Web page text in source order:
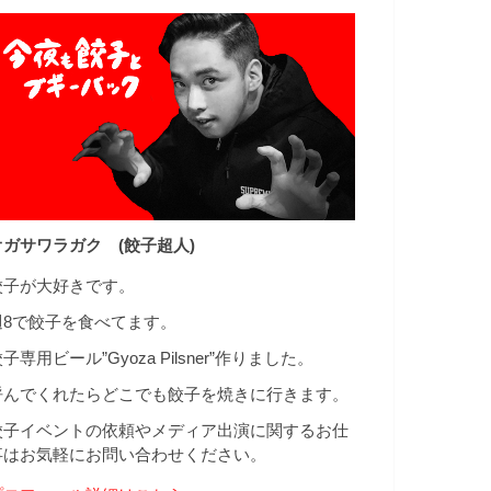
ガサワラガク (餃子超人)
が大好きです。
で餃子を食べてます。
専用ビール”Gyoza Pilsner”作りました。
んでくれたらどこでも餃子を焼きに行きます。
子イベントの依頼やメディア出演に関するお仕
お気軽にお問い合わせください。